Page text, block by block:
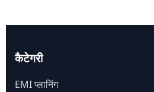
कैटेगरी
EMI प्लानिंग